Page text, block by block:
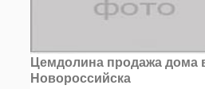
Цемдолина продажа дома
Новороссийска